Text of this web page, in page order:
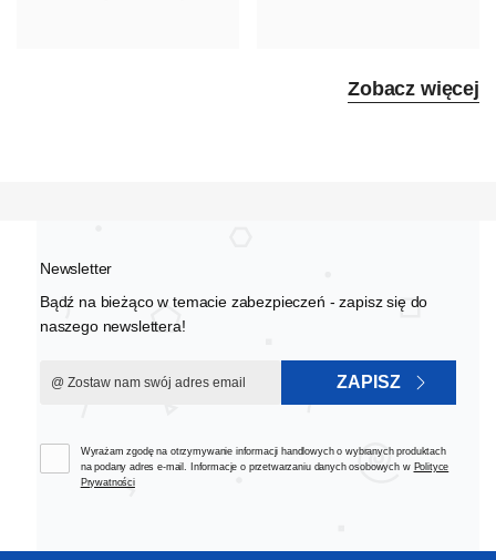
Zobacz więcej
Newsletter
Bądź na bieżąco w temacie zabezpieczeń - zapisz się do
naszego newslettera!
ZAPISZ
Wyrażam zgodę na otrzymywanie informacji handlowych o wybranych produktach
na podany adres e-mail. Informacje o przetwarzaniu danych osobowych w Polityce
Prywatności